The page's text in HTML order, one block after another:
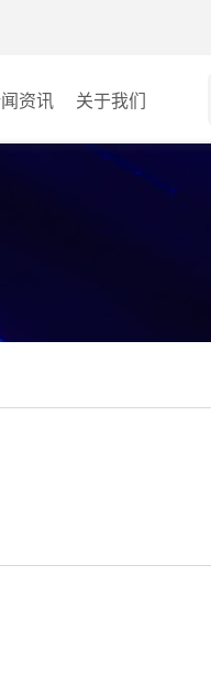
资讯 关于我们